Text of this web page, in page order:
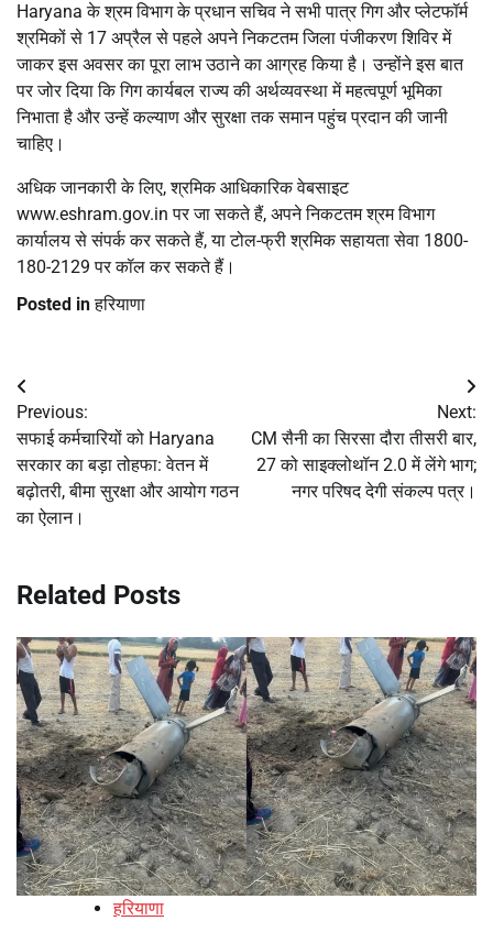
Haryana के श्रम विभाग के प्रधान सचिव ने सभी पात्र गिग और प्लेटफॉर्म
श्रमिकों से 17 अप्रैल से पहले अपने निकटतम जिला पंजीकरण शिविर में
जाकर इस अवसर का पूरा लाभ उठाने का आग्रह किया है। उन्होंने इस बात
पर जोर दिया कि गिग कार्यबल राज्य की अर्थव्यवस्था में महत्वपूर्ण भूमिका
निभाता है और उन्हें कल्याण और सुरक्षा तक समान पहुंच प्रदान की जानी
चाहिए।
अधिक जानकारी के लिए, श्रमिक आधिकारिक वेबसाइट
www.eshram.gov.in पर जा सकते हैं, अपने निकटतम श्रम विभाग
कार्यालय से संपर्क कर सकते हैं, या टोल-फ्री श्रमिक सहायता सेवा 1800-
180-2129 पर कॉल कर सकते हैं।
Posted inहरियाणा
Post
navigation
Previous:
सफाई कर्मचारियों को Haryana
सरकार का बड़ा तोहफा: वेतन में
बढ़ोतरी, बीमा सुरक्षा और आयोग गठन
का ऐलान।
Next:
CM सैनी का सिरसा दौरा तीसरी बार,
27 को साइक्लोथॉन 2.0 में लेंगे भाग;
नगर परिषद देगी संकल्प पत्र।
Related Posts
हरियाणा